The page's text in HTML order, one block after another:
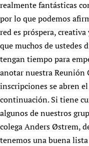
Newborn Care
realmente fantásticas
por lo que podemos
red es próspera, creativa
que muchos de ustedes
tengan tiempo para
anotar nuestra Reunión
inscripciones se abren
continuación. Si tiene
algunos de nuestros
colega Anders Østrem,
tenemos una buena